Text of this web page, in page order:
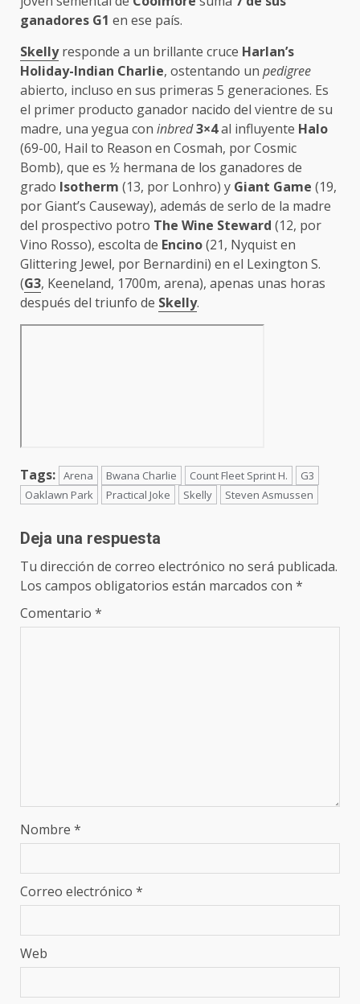
ganadores G1 en ese país.
Skellyresponde a un brillante cruce Harlan’s
Holiday-Indian Charlie, ostentando un pedigree
abierto, incluso en sus primeras 5 generaciones. Es
el primer producto ganador nacido del vientre de su
madre, una yegua con inbred3×4al influyente Halo
(69-00, Hail to Reason en Cosmah, por Cosmic
Bomb), que es ½ hermana de los ganadores de
grado Isotherm (13, por Lonhro) y Giant Game (19,
por Giant’s Causeway), además de serlo de la madre
del prospectivo potro The Wine Steward (12, por
Vino Rosso), escolta de Encino(21, Nyquist en
Glittering Jewel, por Bernardini) en el Lexington S.
(G3, Keeneland, 1700m, arena), apenas unas horas
después del triunfo de Skelly.
Tags: Arena Bwana Charlie Count Fleet Sprint H.
G3
Oaklawn Park
Practical Joke Skelly Steven Asmussen
Deja una respuesta
Tu dirección de correo electrónico no será publicada.
Los campos obligatorios están marcados con *
Comentario *
Nombre *
Correo electrónico *
Web